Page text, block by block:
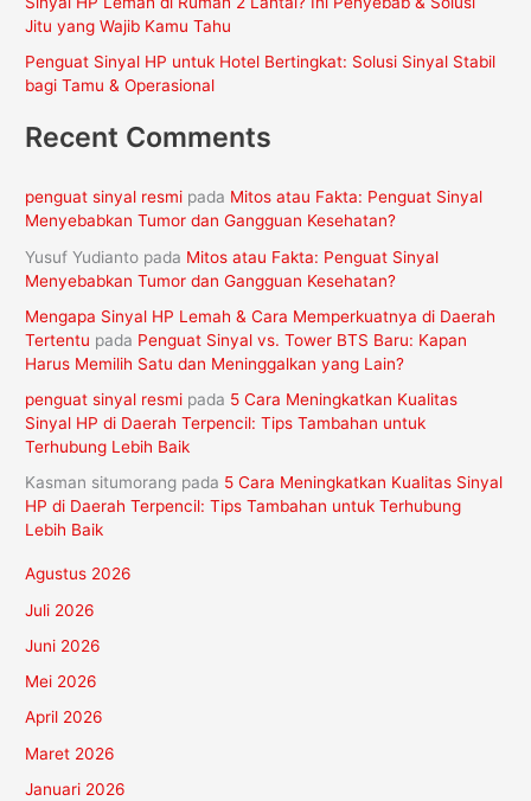
:
Jitu yang Wajib Kamu Tahu
Penguat Sinyal HP untuk Hotel Bertingkat: Solusi Sinyal Stabil
bagi Tamu & Operasional
Recent Comments
penguat sinyal resmi pada Mitos atau Fakta: Penguat Sinyal
Menyebabkan Tumor dan Gangguan Kesehatan?
Yusuf Yudianto pada Mitos atau Fakta: Penguat Sinyal
Menyebabkan Tumor dan Gangguan Kesehatan?
Mengapa Sinyal HP Lemah & Cara Memperkuatnya di Daerah
Tertentu pada Penguat Sinyal vs. Tower BTS Baru: Kapan
Harus Memilih Satu dan Meninggalkan yang Lain?
penguat sinyal resmi pada 5 Cara Meningkatkan Kualitas
Sinyal HP di Daerah Terpencil: Tips Tambahan untuk
Terhubung Lebih Baik
Kasman situmorang pada 5 Cara Meningkatkan Kualitas Sinyal
HP di Daerah Terpencil: Tips Tambahan untuk Terhubung
Lebih Baik
Agustus 2026
Juli 2026
Juni 2026
Mei 2026
April 2026
Maret 2026
Januari 2026